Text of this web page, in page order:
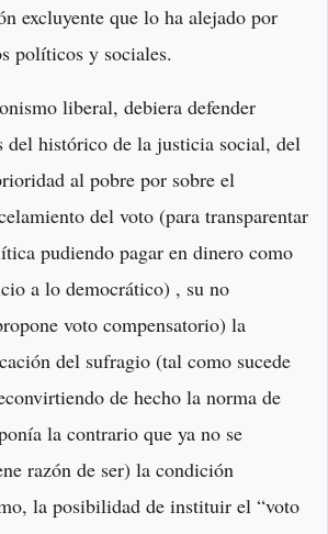
excluyente que lo ha alejado por
políticos y sociales.
liberal, debiera defender
del histórico de la justicia social, del
al pobre por sobre el
del voto (para transparentar
pudiendo pagar en dinero como
a lo democrático) , su no
voto compensatorio) la
del sufragio (tal como sucede
de hecho la norma de
la contrario que ya no se
razón de ser) la condición
la posibilidad de instituir el “voto